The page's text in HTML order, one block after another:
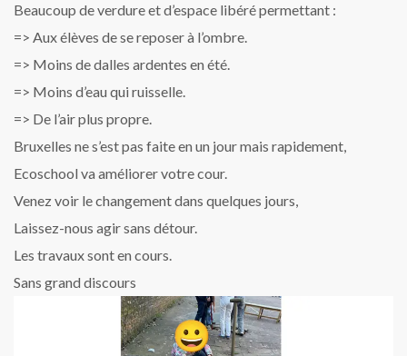
Beaucoup de verdure et d’espace libéré permettant :
=> Aux élèves de se reposer à l’ombre.
=> Moins de dalles ardentes en été.
=> Moins d’eau qui ruisselle.
=> De l’air plus propre.
Bruxelles ne s’est pas faite en un jour mais rapidement,
Ecoschool va améliorer votre cour.
Venez voir le changement dans quelques jours,
Laissez-nous agir sans détour.
Les travaux sont en cours.
Sans grand discours